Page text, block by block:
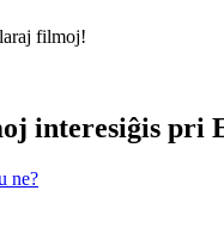
filmoj!
interesiĝis pri
ne?